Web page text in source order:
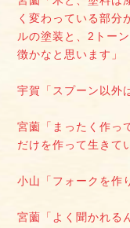
く変わっている部分
ルの塗装と、2トー
徴かなと思います」
宇賀「スプーン以外
宮薗「まったく作っ
だけを作って生きて
小山「フォークを作
宮薗「よく聞かれる